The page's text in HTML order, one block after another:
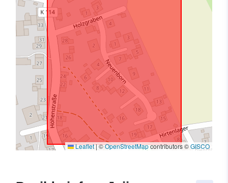
Leaflet|©OpenStreetMapcontributors ©GISCO